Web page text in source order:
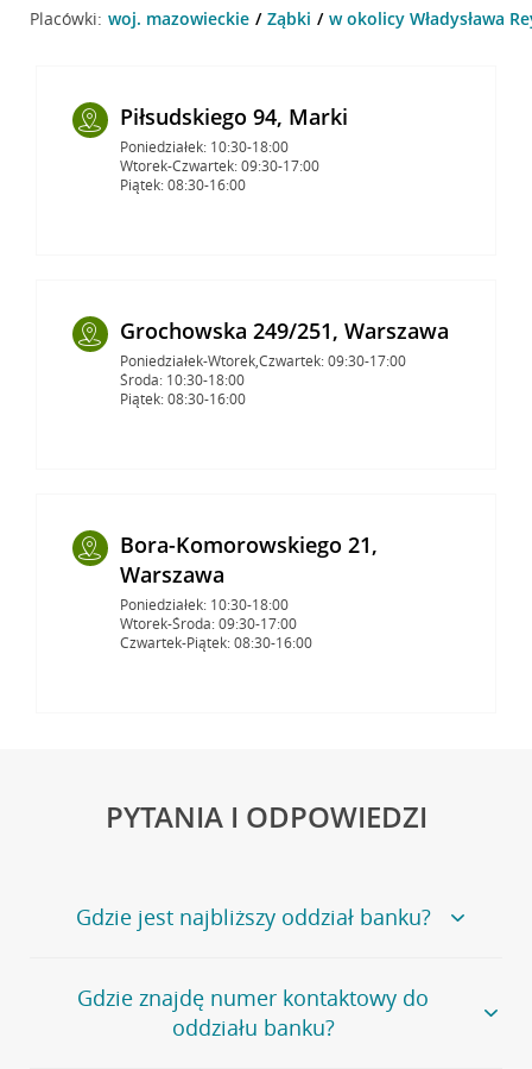
Placówki: woj. mazowieckie Ząbki w okolicy Władysława
Piłsudskiego 94, Marki
Poniedziałek: 10:30-18:00
Wtorek-Czwartek: 09:30-17:00
Piątek: 08:30-16:00
Grochowska 249/251, Warszawa
Poniedziałek-Wtorek,Czwartek: 09:30-17:00
Środa: 10:30-18:00
Piątek: 08:30-16:00
Bora-Komorowskiego 21,
Warszawa
Poniedziałek: 10:30-18:00
Wtorek-Środa: 09:30-17:00
Czwartek-Piątek: 08:30-16:00
PYTANIA I ODPOWIEDZI
Gdzie jest najbliższy oddział banku?
Jeśli szukasz oddziału naszego banku, zapraszamy na
stronęPlacówki i bankomaty, na której znajduje się
wygodna wyszukiwarka.
Gdzie znajdę numer kontaktowy do
oddziału banku?